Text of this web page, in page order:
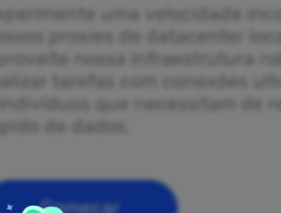
uma velocidade
proxies de datacenter
nossa infraestrutura
tarefas com conexões
que necessitam de
de dados.
Começar